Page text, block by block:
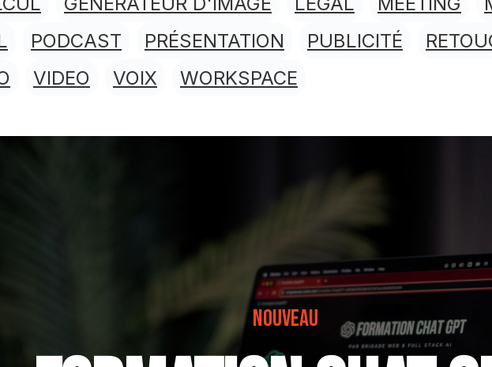
PODCAST PRÉSENTATION PUBLICITÉ
VIDEO VOIX WORKSPACE
NOUVEAU